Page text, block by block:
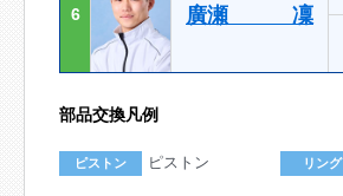
6 廣瀬 凜
部品交換凡例
ピストン ピストン リング